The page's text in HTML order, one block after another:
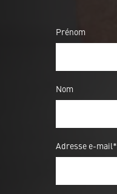
Prénom
Nom
Adresse e-mail*